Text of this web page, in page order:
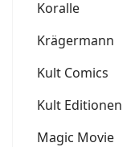
Koralle
Krägermann
Kult Comics
Kult Editionen
Magic Movie